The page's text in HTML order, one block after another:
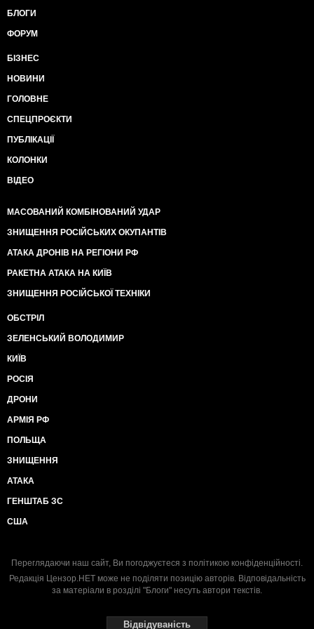
БЛОГИ
ФОРУМ
БІЗНЕС
НОВИНИ
ГОЛОВНЕ
СПЕЦПРОЄКТИ
ПУБЛІКАЦІЇ
КОЛОНКИ
ВІДЕО
МАСОВАНИЙ КОМБІНОВАНИЙ УДАР
ЗНИЩЕННЯ РОСІЙСЬКИХ ОКУПАНТІВ
АТАКА ДРОНІВ НА РЕГІОНИ РФ
РАКЕТНА АТАКА НА КИЇВ
ЗНИЩЕННЯ РОСІЙСЬКОЇ ТЕХНІКИ
ОБСТРІЛ
ЗЕЛЕНСЬКИЙ ВОЛОДИМИР
КИЇВ
РОСІЯ
ДРОНИ
АРМІЯ РФ
ПОЛЬЩА
ЗНИЩЕННЯ
АТАКА
ГЕНШТАБ ЗС
США
Переглядаючи наш сайт, Ви погоджуєтеся з політикою конфіденційності.
Редакція Цензор.НЕТ може не поділяти позицію авторів. Відповідальність
за матеріали в розділі "Блоги" несуть автори текстів.
Відвідуваність